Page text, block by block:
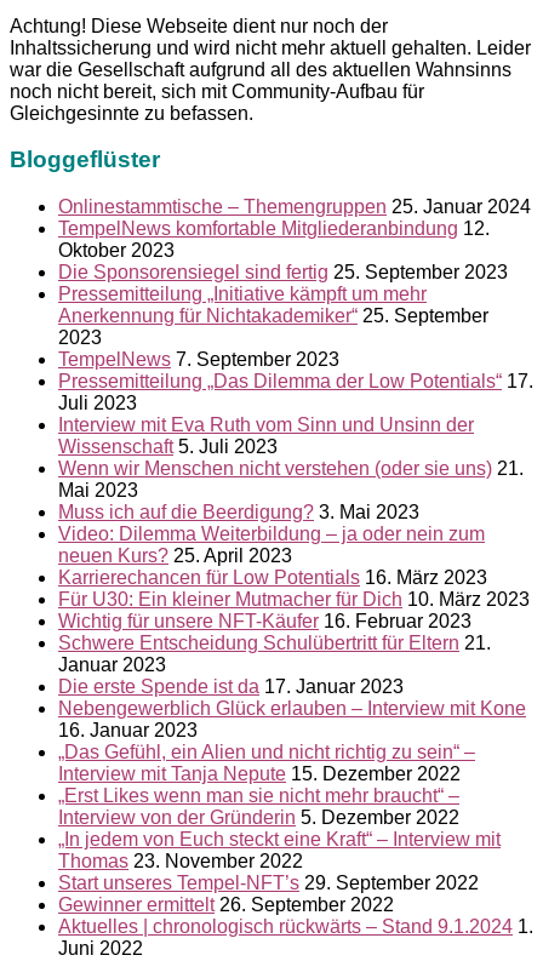
Achtung! Diese Webseite dient nur noch der
Inhaltssicherung und wird nicht mehr aktuell gehalten. Leider
war die Gesellschaft aufgrund all des aktuellen Wahnsinns
noch nicht bereit, sich mit Community-Aufbau für
Gleichgesinnte zu befassen.
Bloggeflüster
Onlinestammtische – Themengruppen 25. Januar 2024
TempelNews komfortable Mitgliederanbindung 12.
Oktober 2023
Die Sponsorensiegel sind fertig 25. September 2023
Pressemitteilung „Initiative kämpft um mehr
Anerkennung für Nichtakademiker“ 25. September
2023
TempelNews 7. September 2023
Pressemitteilung „Das Dilemma der Low Potentials“ 17.
Juli 2023
Interview mit Eva Ruth vom Sinn und Unsinn der
Wissenschaft 5. Juli 2023
Wenn wir Menschen nicht verstehen (oder sie uns) 21.
Mai 2023
Muss ich auf die Beerdigung? 3. Mai 2023
Video: Dilemma Weiterbildung – ja oder nein zum
neuen Kurs? 25. April 2023
Karrierechancen für Low Potentials 16. März 2023
Für U30: Ein kleiner Mutmacher für Dich 10. März 2023
Wichtig für unsere NFT-Käufer 16. Februar 2023
Schwere Entscheidung Schulübertritt für Eltern 21.
Januar 2023
Die erste Spende ist da 17. Januar 2023
Nebengewerblich Glück erlauben – Interview mit Kone
16. Januar 2023
„Das Gefühl, ein Alien und nicht richtig zu sein“ –
Interview mit Tanja Nepute 15. Dezember 2022
„Erst Likes wenn man sie nicht mehr braucht“ –
Interview von der Gründerin 5. Dezember 2022
„In jedem von Euch steckt eine Kraft“ – Interview mit
Thomas 23. November 2022
Start unseres Tempel-NFT’s 29. September 2022
Gewinner ermittelt 26. September 2022
Aktuelles | chronologisch rückwärts – Stand 9.1.2024 1.
Juni 2022